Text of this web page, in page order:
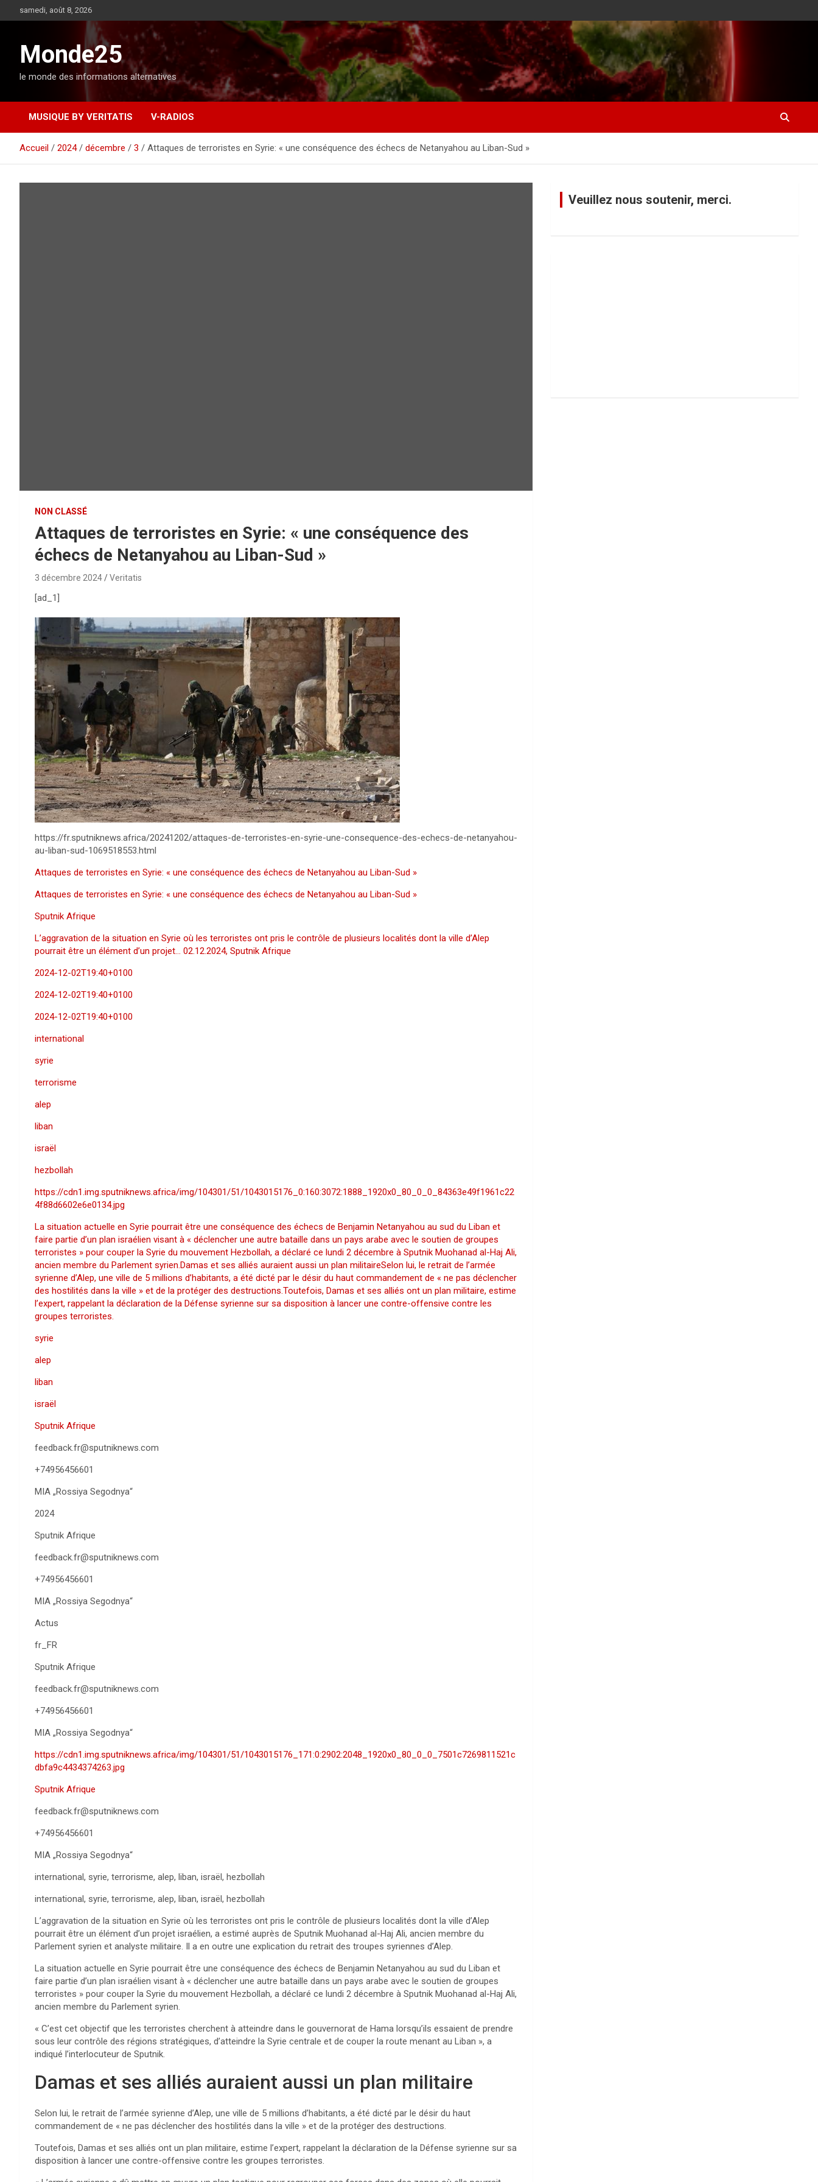
l
t
samedi, août 8, 2026
Monde25
le monde des informations alternatives
MUSIQUE BY VERITATIS V-RADIOS
Accueil 2024 décembre 3 Attaques de terroristes en Syrie: « une conséquence des échecs de Netanyahou au Liban-Sud »
NON CLASSÉ
Attaques de terroristes en Syrie: « une conséquence des
échecs de Netanyahou au Liban-Sud »
3 décembre 2024 Veritatis
[ad_1]
https://fr.sputniknews.africa/20241202/attaques-de-terroristes-en-syrie-une-consequence-des-echecs-de-netanyahou-
au-liban-sud-1069518553.html
Attaques de terroristes en Syrie: « une conséquence des échecs de Netanyahou au Liban-Sud »
Attaques de terroristes en Syrie: « une conséquence des échecs de Netanyahou au Liban-Sud »
Sputnik Afrique
L’aggravation de la situation en Syrie où les terroristes ont pris le contrôle de plusieurs localités dont la ville d’Alep
pourrait être un élément d’un projet… 02.12.2024, Sputnik Afrique
2024-12-02T19:40+0100
2024-12-02T19:40+0100
2024-12-02T19:40+0100
international
syrie
terrorisme
alep
liban
israël
hezbollah
https://cdn1.img.sputniknews.africa/img/104301/51/1043015176_0:160:3072:1888_1920x0_80_0_0_84363e49f1961c22
4f88d6602e6e0134.jpg
La situation actuelle en Syrie pourrait être une conséquence des échecs de Benjamin Netanyahou au sud du Liban et
faire partie d’un plan israélien visant à « déclencher une autre bataille dans un pays arabe avec le soutien de groupes
terroristes » pour couper la Syrie du mouvement Hezbollah, a déclaré ce lundi 2 décembre à Sputnik Muоhanad al-Haj Ali,
ancien membre du Parlement syrien.Damas et ses alliés auraient aussi un plan militaireSelon lui, le retrait de l’armée
syrienne d’Alep, une ville de 5 millions d’habitants, a été dicté par le désir du haut commandement de « ne pas déclencher
des hostilités dans la ville » et de la protéger des destructions.Toutefois, Damas et ses alliés ont un plan militaire, estime
l’expert, rappelant la déclaration de la Défense syrienne sur sa disposition à lancer une contre-offensive contre les
groupes terroristes.
syrie
alep
liban
israël
Sputnik Afrique
feedback.fr@sputniknews.com
+74956456601
MIA „Rossiya Segodnya“
2024
Sputnik Afrique
feedback.fr@sputniknews.com
+74956456601
MIA „Rossiya Segodnya“
Actus
fr_FR
Sputnik Afrique
feedback.fr@sputniknews.com
+74956456601
MIA „Rossiya Segodnya“
https://cdn1.img.sputniknews.africa/img/104301/51/1043015176_171:0:2902:2048_1920x0_80_0_0_7501c7269811521c
dbfa9c4434374263.jpg
Sputnik Afrique
feedback.fr@sputniknews.com
+74956456601
MIA „Rossiya Segodnya“
international, syrie, terrorisme, alep, liban, israël, hezbollah
international, syrie, terrorisme, alep, liban, israël, hezbollah
L’aggravation de la situation en Syrie où les terroristes ont pris le contrôle de plusieurs localités dont la ville d’Alep
pourrait être un élément d’un projet israélien, a estimé auprès de Sputnik Muоhanad al-Haj Ali, ancien membre du
Parlement syrien et analyste militaire. Il a en outre une explication du retrait des troupes syriennes d’Alep.
La situation actuelle en Syrie pourrait être une conséquence des échecs de Benjamin Netanyahou au sud du Liban et
faire partie d’un plan israélien visant à « déclencher une autre bataille dans un pays arabe avec le soutien de groupes
terroristes » pour couper la Syrie du mouvement Hezbollah, a déclaré ce lundi 2 décembre à Sputnik Muоhanad al-Haj Ali,
ancien membre du Parlement syrien.
« C’est cet objectif que les terroristes cherchent à atteindre dans le gouvernorat de Hama lorsqu’ils essaient de prendre
sous leur contrôle des régions stratégiques, d’atteindre la Syrie centrale et de couper la route menant au Liban », a
indiqué l’interlocuteur de Sputnik.
Damas et ses alliés auraient aussi un plan militaire
Selon lui, le retrait de l’armée syrienne d’Alep, une ville de 5 millions d’habitants, a été dicté par le désir du haut
commandement de « ne pas déclencher des hostilités dans la ville » et de la protéger des destructions.
Toutefois, Damas et ses alliés ont un plan militaire, estime l’expert, rappelant la déclaration de la Défense syrienne sur sa
disposition à lancer une contre-offensive contre les groupes terroristes.
Veuillez nous soutenir, merci.